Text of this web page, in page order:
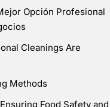
Opción Profesional
Cleanings Are
Methods
Food Safety and